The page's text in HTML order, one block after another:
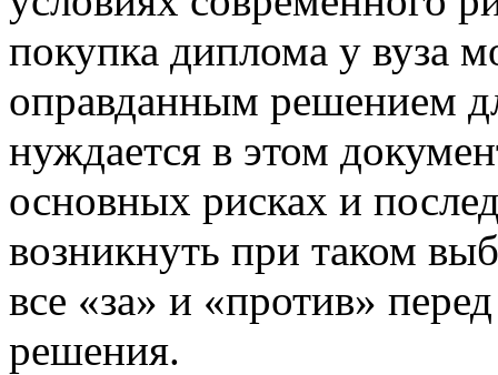
покупка диплома у вуза
оправданным решением
нуждается в этом
основных рисках и
возникнуть при таком
все «за» и «против»
решения.